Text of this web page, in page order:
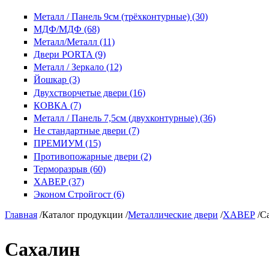
Металл / Панель 9см (трёхконтурные) (30)
МДФ/МДФ (68)
Металл/Металл (11)
Двери PORTA (9)
Металл / Зеркало (12)
Йошкар (3)
Двухстворчетые двери (16)
КОВКА (7)
Металл / Панель 7,5см (двухконтурные) (36)
Не стандартные двери (7)
ПРЕМИУМ (15)
Противопожарные двери (2)
Терморазрыв (60)
ХАВЕР (37)
Эконом Стройгост (6)
Главная /Каталог продукции /Металлические двери /ХАВЕР /
Сахалин